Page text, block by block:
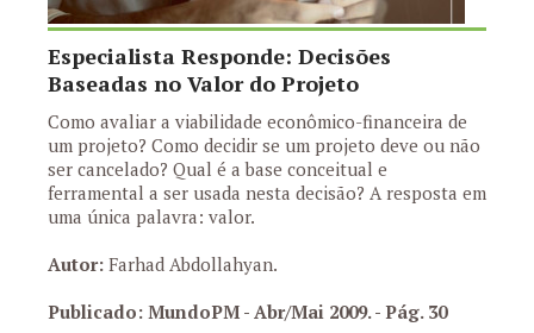
Especialista Responde: Decisões
Baseadas no Valor do Projeto
Como avaliar a viabilidade econômico-financeira de
um projeto? Como decidir se um projeto deve ou não
ser cancelado? Qual é a base conceitual e
ferramental a ser usada nesta decisão? A resposta em
uma única palavra: valor.
Autor: Farhad Abdollahyan.
Publicado: MundoPM - Abr/Mai 2009.- Pág. 30